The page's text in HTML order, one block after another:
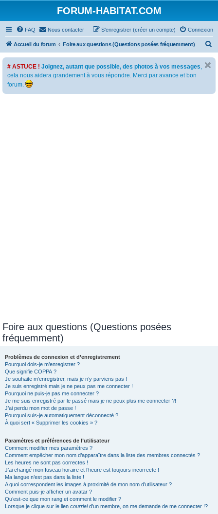
FORUM-HABITAT.COM
FAQ Nous contacter Connexion
S’enregistrer (créer un compte)
Accueil du forum Foire aux questions (Questions posées fréquemment)
e
# ASTUCE ! Joignez, autant que possible, des photos à vos messages,
cela nous aidera grandement à vous répondre. Merci par avance et bon
forum.
Foire aux questions (Questions posées
fréquemment)
Problèmes de connexion et d’enregistrement
Pourquoi dois-je m’enregistrer ?
Que signifie COPPA ?
Je souhaite m’enregistrer, mais je n’y parviens pas !
Je suis enregistré mais je ne peux pas me connecter !
Pourquoi ne puis-je pas me connecter ?
Je me suis enregistré par le passé mais je ne peux plus me connecter ?!
J’ai perdu mon mot de passe !
Pourquoi suis-je automatiquement déconnecté ?
À quoi sert « Supprimer les cookies » ?
Paramètres et préférences de l’utilisateur
Comment modifier mes paramètres ?
Comment empêcher mon nom d’apparaître dans la liste des membres connectés ?
Les heures ne sont pas correctes !
J’ai changé mon fuseau horaire et l’heure est toujours incorrecte !
Ma langue n’est pas dans la liste !
A quoi correspondent les images à proximité de mon nom d’utilisateur ?
Comment puis-je afficher un avatar ?
Qu’est-ce que mon rang et comment le modifier ?
Lorsque je clique sur le lien courrield’un membre, on me demande de me connecter !?